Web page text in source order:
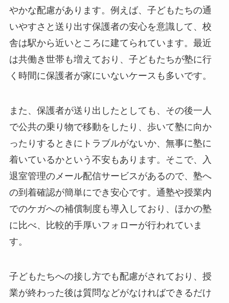
やかな配慮があります。例えば、子どもたちの通
いやすさと送り出す保護者の安心を意識して、校
舎は駅から近いところに建てられています。最近
は共働き世帯も増えており、子どもたちが塾に行
く時間に保護者が家にいないケースも多いです。
また、保護者が送り出したとしても、その後一人
で公共の乗り物で移動をしたり、歩いて塾に向か
ったりするときにトラブルがないか、無事に塾に
着いているかという不安もあります。そこで、入
退室管理のメール配信サービスがあるので、塾へ
の到着確認が簡単にでき安心です。通塾や授業内
でのケガへの補償制度も導入しており、ほかの塾
に比べ、比較的手厚いフォローが行われていま
す。
子どもたちへの接し方でも配慮がされており、授
業が終わった後は質問などがなければできるだけ